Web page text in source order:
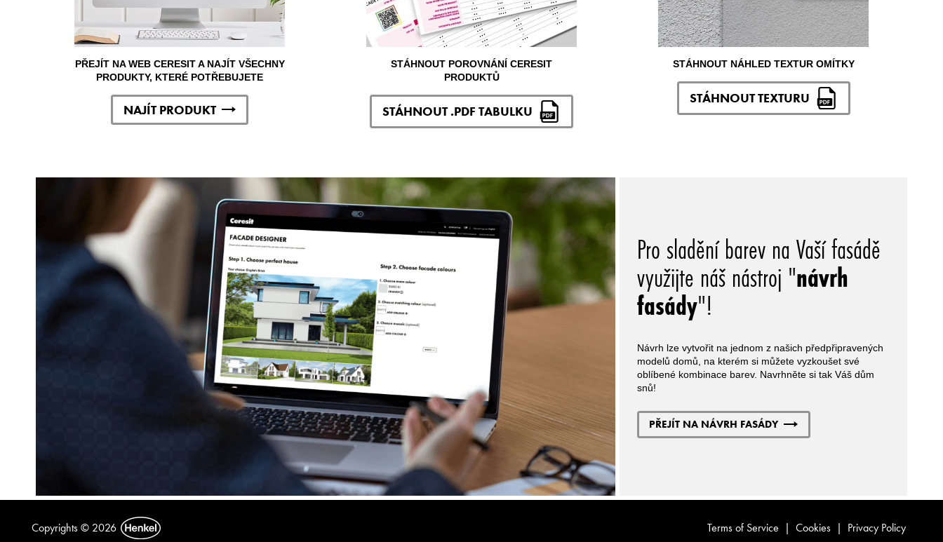
PŘEJÍT NA WEB CERESIT A NAJÍT VŠECHNY
PRODUKTY, KTERÉ POTŘEBUJETE
NAJÍT PRODUKT
STÁHNOUT POROVNÁNÍ CERESIT
PRODUKTŮ
STÁHNOUT .PDF TABULKU
STÁHNOUT NÁHLED TEXTUR OMÍTKY
STÁHNOUT TEXTURU
Pro sladění barev na Vaší fasádě
využijte náš nástroj "návrh
fasády"!
Návrh lze vytvořit na jednom z našich předpřipravených
modelů domů, na kterém si můžete vyzkoušet své
oblíbené kombinace barev. Navrhněte si tak Váš dům
snů!
PŘEJÍT NA NÁVRH FASÁDY
Copyrights © 2026 Terms of Service | Cookies | Privacy Policy